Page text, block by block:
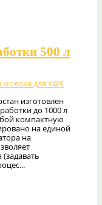
500 л
изготовлен
до 1000 л
компактную
на единой
на